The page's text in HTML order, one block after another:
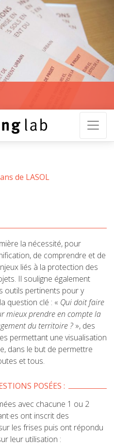
de LASOL
la nécessité, pour
de comprendre et de
liés à la protection des
Il souligne également
outils pertinents pour y
question clé : « Qui doit faire
mieux prendre en compte la
du territoire ? », des
permettant une visualisation
dans le but de permettre
et tous.
POSÉES :
avec chacune 1 ou 2
ont inscrit des
les frises puis ont répondu
leur utilisation :